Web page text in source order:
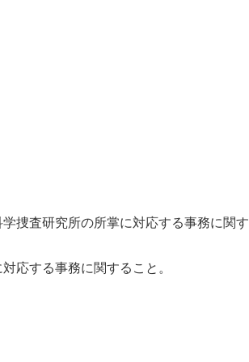
捜査研究所の所掌に対応する事務に関す
応する事務に関すること。